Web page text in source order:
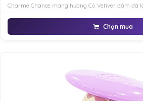
Charme Chance mang hương Cỏ Vetiver đậm đà
bạo
Chọn mua